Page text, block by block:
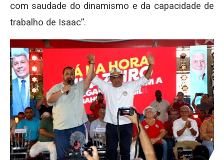
com saudade do dinamismo e da capacidade de
trabalho de Isaac”.